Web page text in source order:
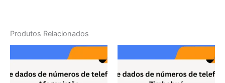
Produtos Relacionados